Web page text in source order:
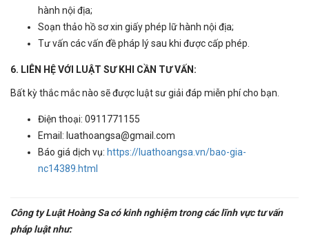
hành nội địa;
Soạn thảo hồ sơ xin giấy phép lữ hành nội địa;
Tư vấn các vấn đề pháp lý sau khi được cấp phép.
6. LIÊN HỆ VỚI LUẬT SƯ KHI CẦN TƯ VẤN:
Bất kỳ thắc mắc nào sẽ được luật sư giải đáp miễn phí cho bạn.
Điện thoại: 0911771155
Email: luathoangsa@gmail.com
Báo giá dịch vụ: https://luathoangsa.vn/bao-gia-
nc14389.html
Công ty Luật Hoàng Sa có kinh nghiệm trong các lĩnh vực tư vấn
pháp luật như: